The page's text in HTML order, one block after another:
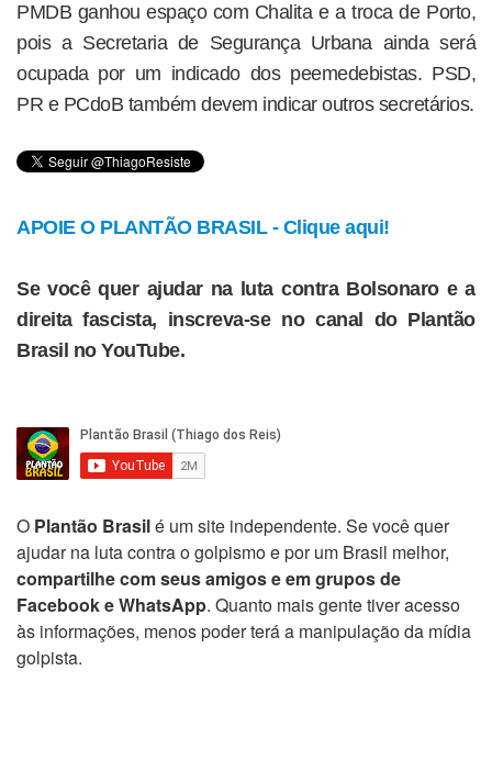
PMDB ganhou espaço com Chalita e a troca de Porto,
pois a Secretaria de Segurança Urbana ainda será
ocupada por um indicado dos peemedebistas. PSD,
PR e PCdoB também devem indicar outros secretários.
APOIE O PLANTÃO BRASIL - Clique aqui!
Se você quer ajudar na luta contra Bolsonaro e a
direita fascista, inscreva-se no canal do Plantão
Brasil no YouTube.
O Plantão Brasilé um site independente. Se você quer
ajudar na luta contra o golpismo e por um Brasil melhor,
compartilhe com seus amigos e em grupos de
Facebook e WhatsApp. Quanto mais gente tiver acesso
às informações, menos poder terá a manipulação da mídia
golpista.